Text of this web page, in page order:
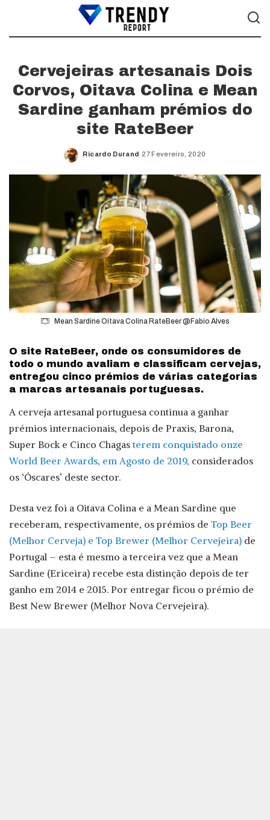
Cervejeiras artesanais Dois
Corvos, Oitava Colina e Mean
Sardine ganham prémios do
site RateBeer
Posted
Ricardo Durand 27 Fevereiro, 2020
Mean Sardine Oitava Colina RateBeer @Fabio Alves
O site RateBeer, onde os consumidores de
todo o mundo avaliam e classificam cervejas,
entregou cinco prémios de várias categorias
a marcas artesanais portuguesas.
A cerveja artesanal portuguesa continua a ganhar
prémios internacionais, depois de Praxis, Barona,
Super Bock e Cinco Chagasterem conquistado onze
World Beer Awards, em Agosto de 2019, considerados
os ‘Óscares’ deste sector.
Desta vez foi a Oitava Colina e a Mean Sardine que
receberam, respectivamente, os prémios de Top Beer
(Melhor Cerveja) e Top Brewer (Melhor Cervejeira) de
Portugal – esta é mesmo a terceira vez que a Mean
Sardine (Ericeira) recebe esta distinção depois de ter
ganho em 2014 e 2015. Por entregar ficou o prémio de
Best New Brewer (Melhor Nova Cervejeira).